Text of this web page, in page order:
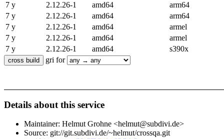
7 y
2.12.26-1 amd64
arm64
7 y
2.12.26-1 amd64
arm64
7 y
2.12.26-1 amd64
armel
7 y
2.12.26-1 amd64
armel
7 y
2.12.26-1 amd64
s390x
gri for
Details about this service
Maintainer: Helmut Grohne <helmut@subdivi.de>
Source: git://git.subdivi.de/~helmut/crossqa.git